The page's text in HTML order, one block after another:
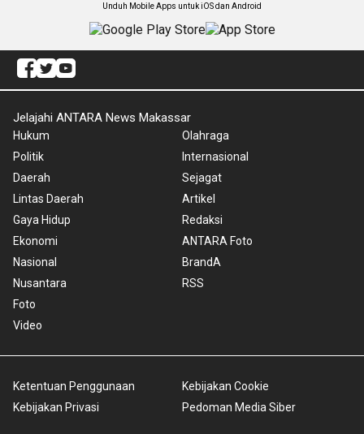
Unduh Mobile Apps untuk iOS dan Android
Jelajahi ANTARA News Makassar
Hukum
Politik
Daerah
Lintas Daerah
Gaya Hidup
Ekonomi
Nasional
Nusantara
Foto
Video
Olahraga
Internasional
Sejagat
Artikel
Redaksi
ANTARA Foto
BrandA
RSS
Ketentuan Penggunaan
Kebijakan Privasi
Kebijakan Cookie
Pedoman Media Siber